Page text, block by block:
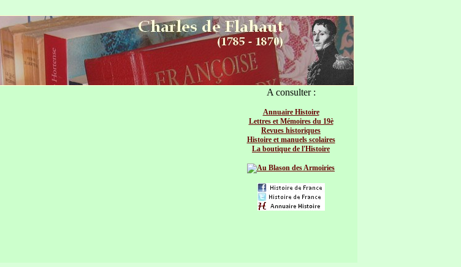
A consulter :
Annuaire Histoire
Lettres et Mémoires du 19è
Revues historiques
Histoire et manuels scolaires
La boutique de l'Histoire